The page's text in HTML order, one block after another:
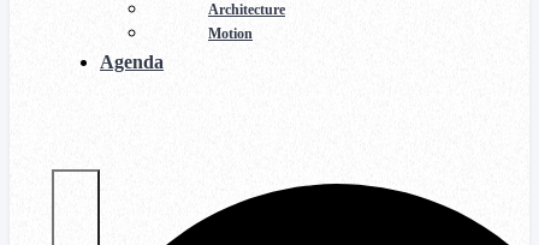
Architecture
Motion
Agenda